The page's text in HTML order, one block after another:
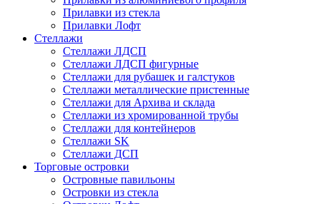
Прилавки из стекла
Прилавки Лофт
Стеллажи
Стеллажи ЛДСП
Стеллажи ЛДСП фигурные
Стеллажи для рубашек и галстуков
Стеллажи металлические пристенные
Стеллажи для Архива и склада
Стеллажи из хромированной трубы
Стеллажи для контейнеров
Стеллажи SK
Стеллажи ДСП
Торговые островки
Островные павильоны
Островки из стекла